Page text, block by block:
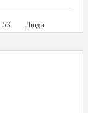
Люди